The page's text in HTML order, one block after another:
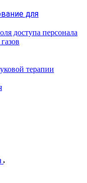
для
доступа персонала
терапии